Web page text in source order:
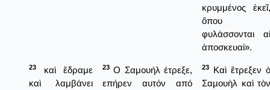
κρυμμένος ἐκεῖ,
ὅπου
φυλάσσονται αἱ
ἀποσκευαί».
23
καὶ ἔδραμε
καὶ λαμβάνει
23 Ο Σαμουήλ έτρεξε,
επήρεν αυτόν από
23
Καὶ ἔτρεξεν ὁ
Σαμουὴλ καὶ τὸν